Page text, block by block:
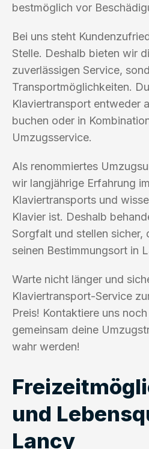
bestmöglich vor
Bei uns steht
Stelle. Deshalb bieten wir
zuverlässigen Service,
Transportmöglichkeiten.
Klaviertransport entweder
buchen oder in
Umzugsservice.
Als renommiertes
wir langjährige Erfahrung
Klaviertransports und
Klavier ist. Deshalb
Sorgfalt und stellen sicher,
seinen Bestimmungsort in
Warte nicht länger und
Klaviertransport-Service
Preis! Kontaktiere uns
gemeinsam deine
wahr werden!
und
Lancy